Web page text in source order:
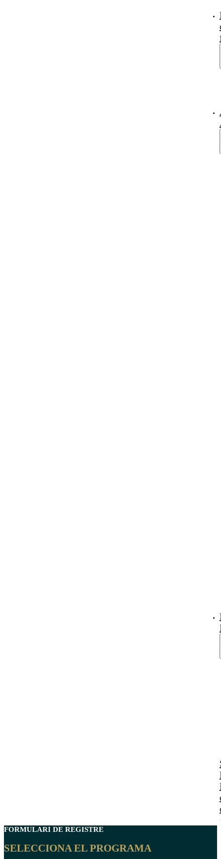
FORMULARI DE REGISTRE
SELECCIONA EL PROGRAMA